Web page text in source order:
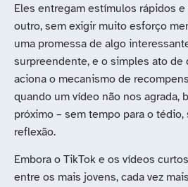
Eles entregam estímulos rápidos
outro, sem exigir muito esforço
uma promessa de algo
surpreendente, e o simples ato de
aciona o mecanismo de
quando um vídeo não nos agrada,
próximo – sem tempo para o tédio,
reflexão.
Embora o TikTok e os vídeos
entre os mais jovens, cada vez